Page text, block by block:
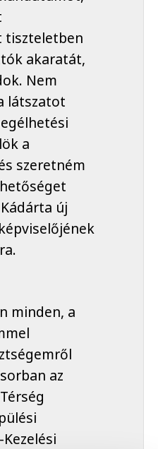
tiszteletben
akaratát,
Nem
látszatot
a
szeretném
új
minden, a
az